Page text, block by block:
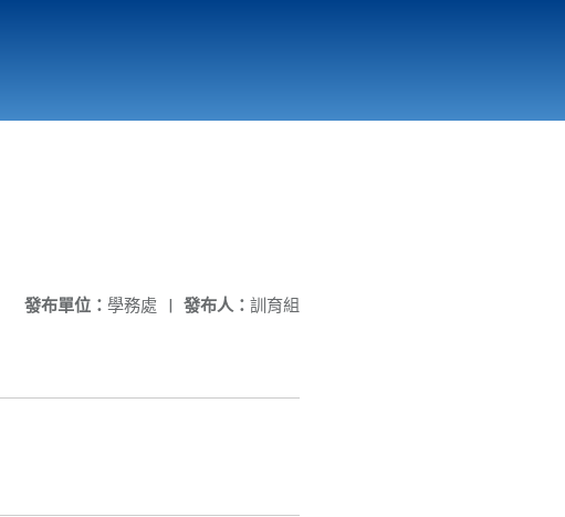
發布人： 訓育組
發布單位： 學務處 |